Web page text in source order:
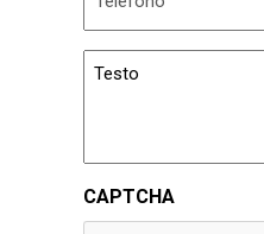
Testo
CAPTCHA